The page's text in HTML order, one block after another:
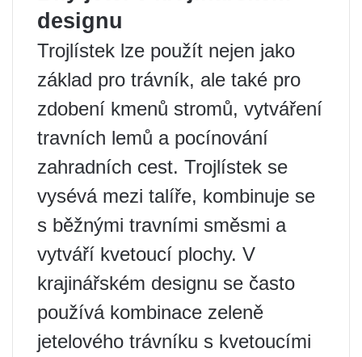
designu
Trojlístek lze použít nejen jako
základ pro trávník, ale také pro
zdobení kmenů stromů, vytváření
travních lemů a pocínování
zahradních cest. Trojlístek se
vysévá mezi talíře, kombinuje se
s běžnými travními směsmi a
vytváří kvetoucí plochy. V
krajinářském designu se často
používá kombinace zeleně
jetelového trávníku s kvetoucími